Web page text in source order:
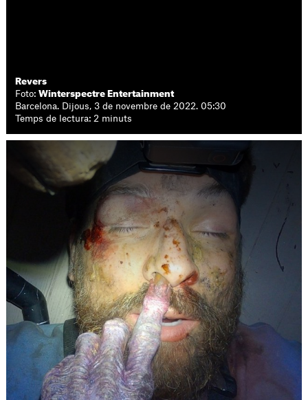
Revers
Foto:Winterspectre Entertainment
Barcelona. Dijous, 3 de novembre de 2022. 05:30
Temps de lectura: 2 minuts